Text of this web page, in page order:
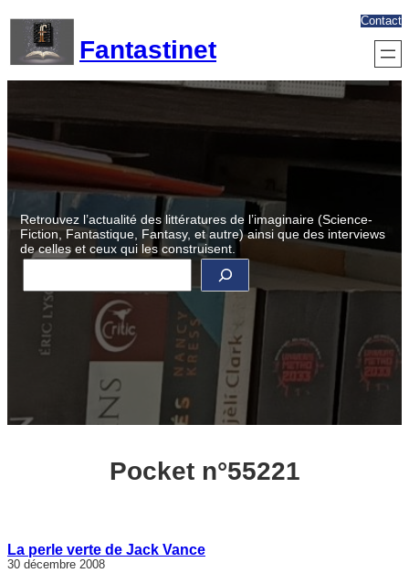
contenu
Fantastinet
Contact
Retrouvez l’actualité des littératures de l’imaginaire (Science-
Fiction, Fantastique, Fantasy, et autre) ainsi que des interviews
de celles et ceux qui les construisent.
R
c
Pocket n°55221
La perle verte de Jack Vance
30 décembre 2008